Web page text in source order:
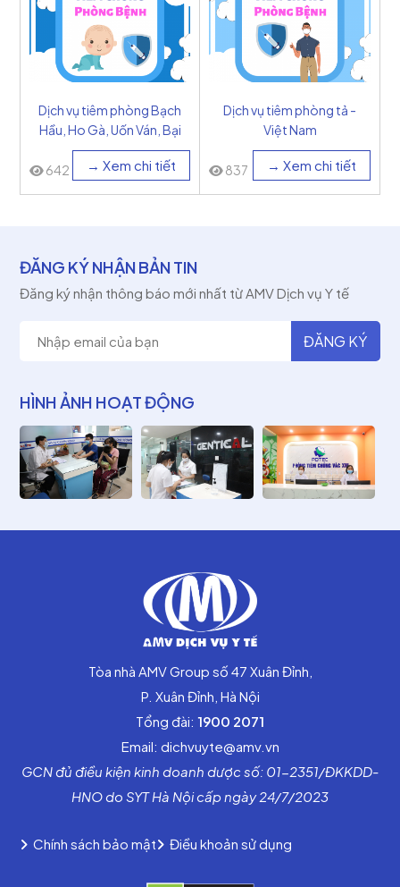
Dịch vụ tiêm phòng Bạch
Hầu, Ho Gà, Uốn Ván, Bại
Liệt, HIB (5in1) - Pháp
642
→ Xem chi tiết
Dịch vụ tiêm phòng tả -
Việt Nam
837 → Xem chi tiết
ĐĂNG KÝ NHẬN BẢN TIN
Đăng ký nhận thông báo mới nhất từ AMV Dịch vụ Y tế
HÌNH ẢNH HOẠT ĐỘNG
Tòa nhà AMV Group số 47 Xuân Đỉnh,
P. Xuân Đỉnh, Hà Nội
Tổng đài: 1900 2071
Email: dichvuyte@amv.vn
GCN đủ điều kiện kinh doanh dược số: 01-2351/ĐKKDD-
HNO do SYT Hà Nội cấp ngày 24/7/2023
Chính sách bảo mật Điều khoản sử dụng